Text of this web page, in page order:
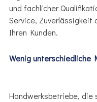
und fachlicher
Service, Zuverlässigkeit
Ihren Kunden.
Wenig unterschiedliche
Handwerksbetriebe, die